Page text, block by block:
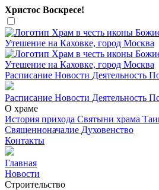
Христос Воскресе!
Расписание Новости Деятельность
Расписание Новости Деятельность
О храме
История прихода Святыни храма
Священноначалие Духовенство
Контакты
Главная
Новости
Строительство